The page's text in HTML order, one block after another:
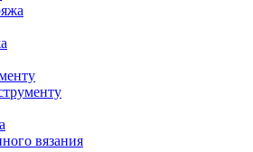
вязания